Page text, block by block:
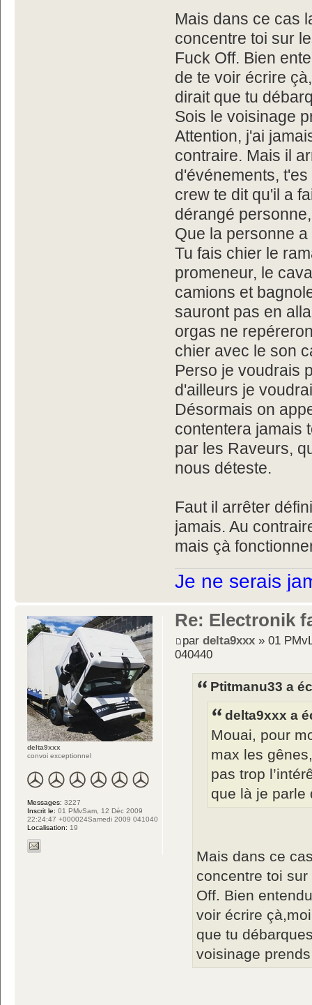
Mais dans ce cas
concentre toi sur
Fuck Off. Bien
de te voir écrire
dirait que tu
Sois le voisinage
Attention, j'ai
contraire. Mais il
d'événements,
crew te dit qu'il a
dérangé
Que la personne
Tu fais chier le
promeneur, le
camions et
sauront pas en
orgas ne
chier avec le son
Perso je voudrais
d'ailleurs je
Désormais on
contentera jamais
par les Raveurs,
nous déteste.
Faut il arrêter
jamais. Au
mais çà
Je ne serais
Re: Electronik
pardelta9xxx » 01
040440
Ptitmanu33 a
delta9xxx a
Mouai, pour
max les
pas trop
que là je parle
Mais dans ce
concentre toi
Off. Bien
voir écrire
que tu
voisinage
delta9xxx
convoi exceptionnel
Messages: 3227
Inscrit le: 01 PMvSam, 12 Déc 2009
22:24:47 +000024Samedi 2009 041040
Localisation: 19